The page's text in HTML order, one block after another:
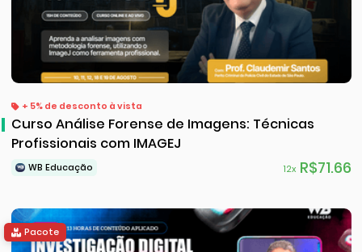
+ 5% de desconto à vista
Curso Análise Forense de Imagens: Técnicas
Profissionais com IMAGEJ
WB Educação 12x R$71.66
Pacote